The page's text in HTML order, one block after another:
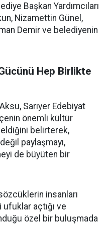
Başkan Yardımcıları
Nizamettin Günel,
Demir ve belediyenin
Hep Birlikte
Sarıyer Edebiyat
önemli kültür
belirterek,
paylaşmayı,
de büyüten bir
sözcüklerin insanları
açtığı ve
özel bir buluşmada